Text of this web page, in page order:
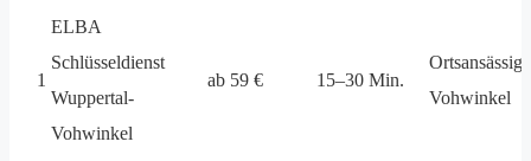
1
ELBA
Schlüsseldienst
Wuppertal-
Vohwinkel
ab 59 € 15–30 Min.
Ortsansässig
Vohwinkel